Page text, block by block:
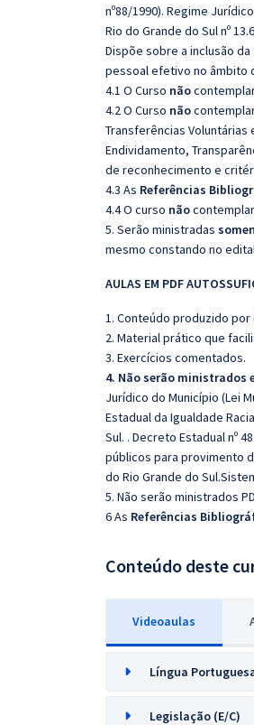
nº88/1990). Regime
Rio do Grande do Sul nº
Dispõe sobre a inclusão
pessoal efetivo no âmbito
4.1 O Curso não
4.2 O Curso não
Transferências Voluntárias
Endividamento,
de reconhecimento e
4.3 As Referências
4.4 O curso não
5. Serão ministradas
mesmo constando no
AULAS EM PDF
1. Conteúdo produzido
2. Material prático que
3. Exercícios comentados.
4. Não serão ministrados
Jurídico do Município (Lei
Estadual da Igualdade
Sul. . Decreto Estadual nº
públicos para provimento
do Rio Grande do
5. Não serão ministrados
6 As Referências
Conteúdo deste
Videoaulas
Língua
Legislação (E/C)